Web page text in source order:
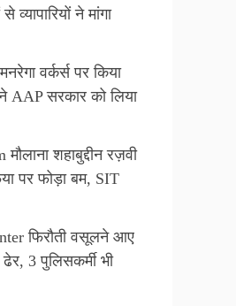
व्यापारियों ने मांगा
वर्कर्स पर किया
AAP सरकार को लिया
शहाबुद्दीन रज़वी
पर फोड़ा बम, SIT
फिरौती वसूलने आए
3 पुलिसकर्मी भी